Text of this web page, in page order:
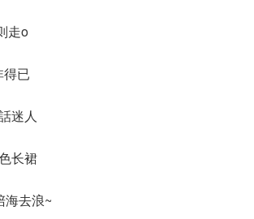
走o
已
迷人
长裙
海去浪~